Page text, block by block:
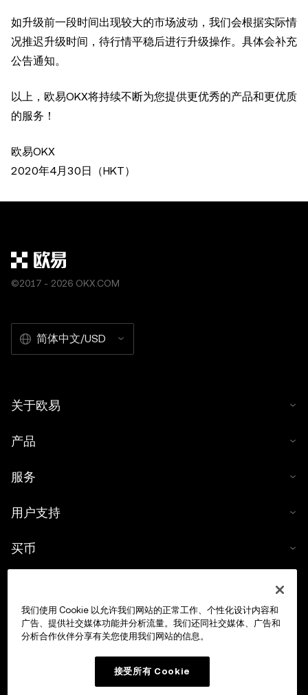
如升级前一段时间出现较大的市场波动，我们会根据实际情
况推迟升级时间，待行情平稳后进行升级操作。具体会补充
公告通知。
以上，欧易OKX将持续不断为您提供更优秀的产品和更优质
的服务！
欧易OKX
2020年4月30日（HKT）
©2017 - 2026 OKX.COM
简体中文/USD
关于欧易
产品
服务
用户支持
买币
交易
我们使用 Cookie 以允许我们网站的正常工作、个性化设计内容和
广告、提供社交媒体功能并分析流量。我们还同社交媒体、广告和
分析合作伙伴分享有关您使用我们网站的信息。
接受所有 Cookie